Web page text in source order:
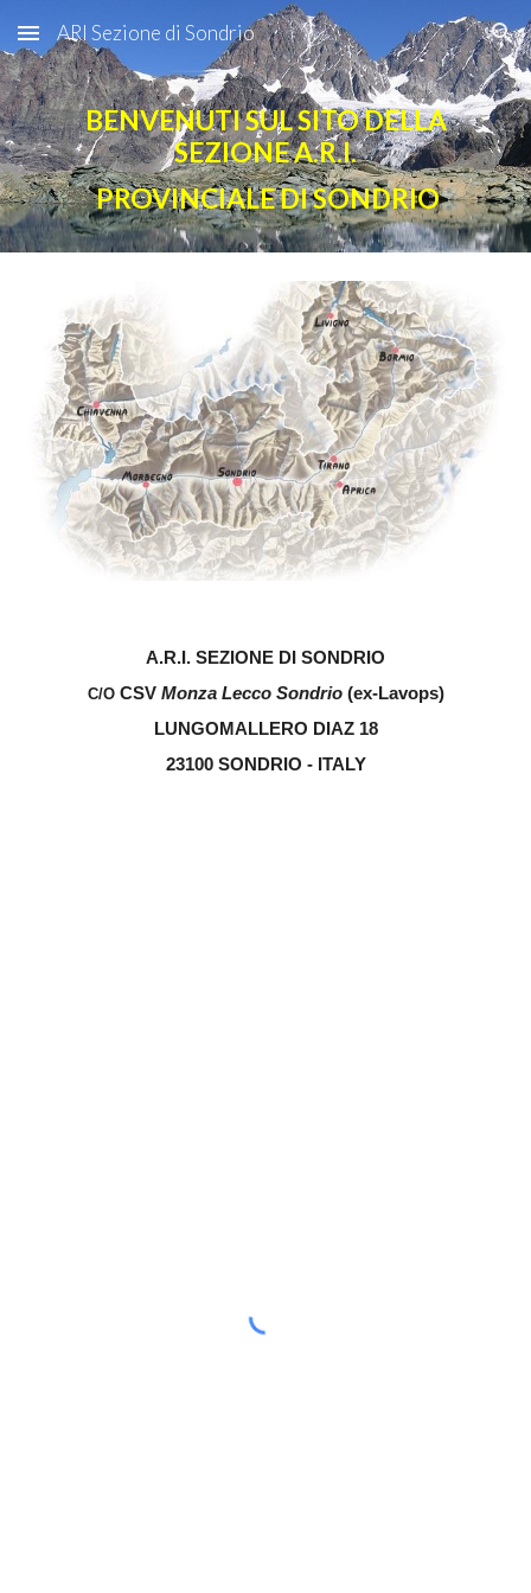
Skip to main content Skip to navigation
ARI Sezione di Sondrio
BENVENUTI SUL SITO DELLA
SEZIONE A.R.I.
PROVINCIALE DI SONDRIO
A.R.I. SEZIONE DI SONDRIO
C/OCSV Monza Lecco Sondrio(ex-Lavops)
LUNGOMALLERO DIAZ 18
23100 SONDRIO - ITALY